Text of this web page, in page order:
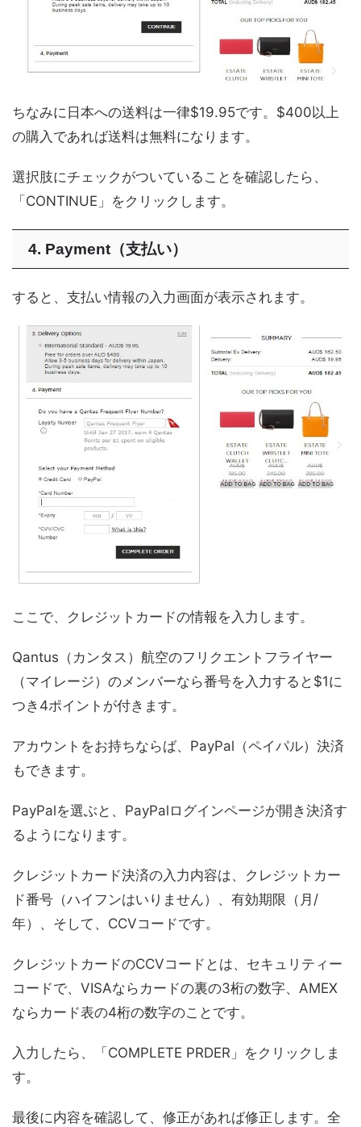
ちなみに日本への送料は一律$19.95です。$400以上
の購入であれば送料は無料になります。
選択肢にチェックがついていることを確認したら、
「CONTINUE」をクリックします。
4. Payment（支払い）
すると、支払い情報の入力画面が表示されます。
ここで、クレジットカードの情報を入力します。
Qantus（カンタス）航空のフリクエントフライヤー
（マイレージ）のメンバーなら番号を入力すると$1に
つき4ポイントが付きます。
アカウントをお持ちならば、PayPal（ペイパル）決済
もできます。
PayPalを選ぶと、PayPalログインページが開き決済す
るようになります。
クレジットカード決済の入力内容は、クレジットカー
ド番号（ハイフンはいりません）、有効期限（月/
年）、そして、CCVコードです。
クレジットカードのCCVコードとは、セキュリティー
コードで、VISAならカードの裏の3桁の数字、AMEX
ならカード表の4桁の数字のことです。
入力したら、「COMPLETE PRDER」をクリックしま
す。
最後に内容を確認して、修正があれば修正します。全